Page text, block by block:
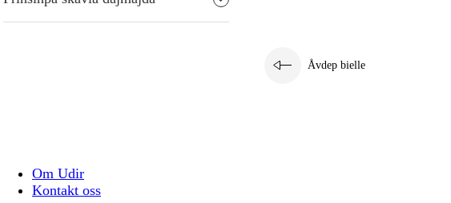
Åvdep bielle
Om Udir
Kontakt oss